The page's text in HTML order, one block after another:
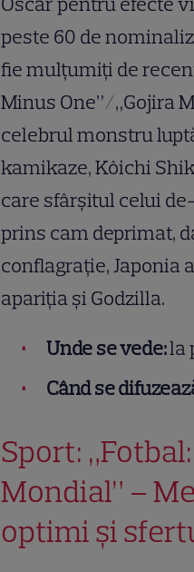
peste 60 de
fie mulțumiți de
Minus One”/„Gojira
celebrul monstru
kamikaze, Kôichi
care sfârșitul celui
prins cam deprimat,
conflagrație, Japonia
apariția și Godzilla.
Unde se vede:la
Când se
Sport:
Mondial” –
optimi și